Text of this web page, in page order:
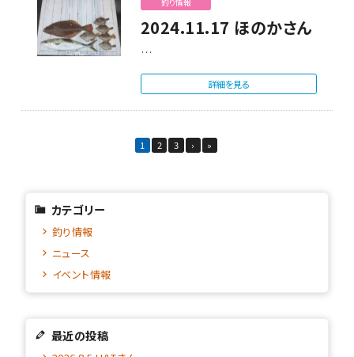
釣り情報
2024.11.17 ほのかさん
…
詳細を見る
1 2 3 › »
カテゴリー
釣り情報
ニュース
イベント情報
最近の投稿